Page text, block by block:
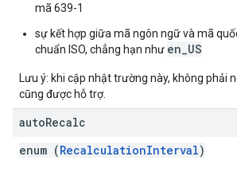
mã 639-1
sự kết hợp giữa mã ngôn ngữ và mã
chuẩn ISO, chẳng hạn như en_US
Lưu ý: khi cập nhật trường này, không phải
cũng được hỗ trợ.
autoRecalc
enum (RecalculationInterval)